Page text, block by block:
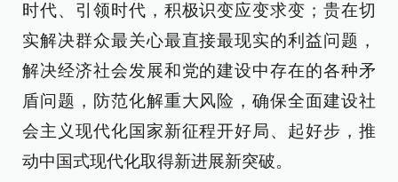
时代、引领时代，积极识变应变求变；贵在切
实解决群众最关心最直接最现实的利益问题，
解决经济社会发展和党的建设中存在的各种矛
盾问题，防范化解重大风险，确保全面建设社
会主义现代化国家新征程开好局、起好步，推
动中国式现代化取得新进展新突破。